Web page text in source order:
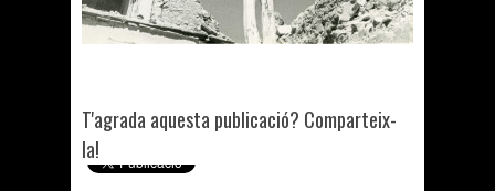
T'agrada aquesta publicació? Comparteix-
la!